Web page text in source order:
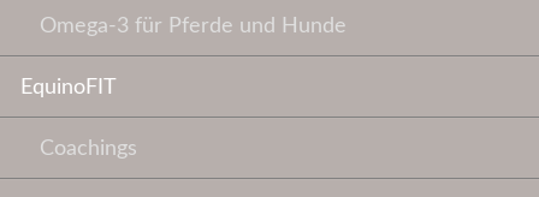
Omega-3 für Pferde und Hunde
EquinoFIT
Coachings